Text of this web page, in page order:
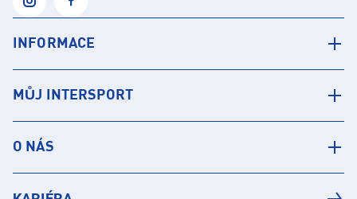
INFORMACE
MŮJ INTERSPORT
O NÁS